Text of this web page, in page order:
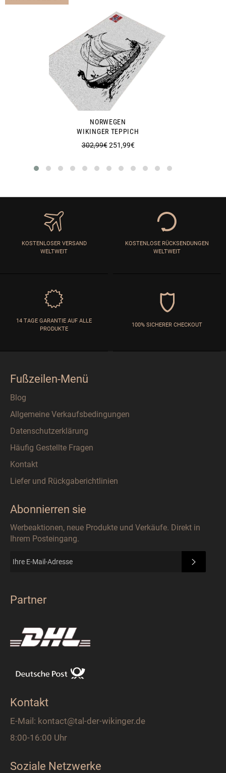
NORWEGEN
WIKINGER TEPPICH
Normaler
302,99€Sonderpreis
251,99€
KOSTENLOSER VERSAND
WELTWEIT
KOSTENLOSE RÜCKSENDUNGEN
WELTWEIT
14 TAGE GARANTIE AUF ALLE
PRODUKTE
100% SICHERER CHECKOUT
Fußzeilen-Menü
Blog
Allgemeine Verkaufsbedingungen
Datenschutzerklärung
Häufig Gestellte Fragen
Kontakt
Liefer und Rückgaberichtlinien
Abonnierren sie
Werbeaktionen, neue Produkte und Verkäufe. Direkt in
Ihrem Posteingang.
Partner
Kontakt
E-Mail: kontact@tal-der-wikinger.de
8:00-16:00 Uhr
Soziale Netzwerke